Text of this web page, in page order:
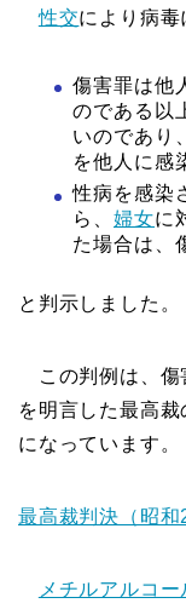
性交により病毒
傷害罪は他
のである以
いのであり
を他人に感
性病を感染
ら、 婦女に
た場合は、
と判示しました。
この判例は、傷
を明言した最高裁
になっています。
最高裁判決（昭和
メチルアルコー